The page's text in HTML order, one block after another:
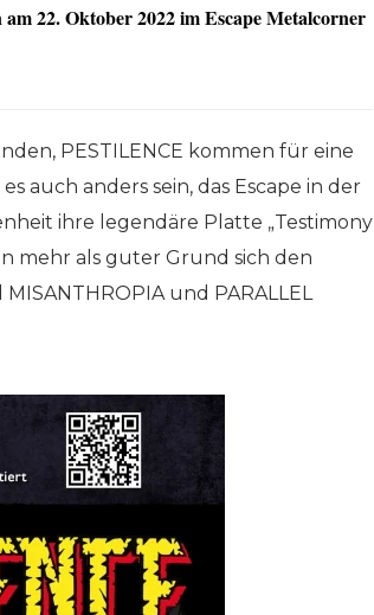
22. Oktober 2022 im Escape Metalcorner
PESTILENCE kommen für eine
auch anders sein, das Escape in der
ihre legendäre Platte „Testimony
mehr als guter Grund sich den
MISANTHROPIA und PARALLEL